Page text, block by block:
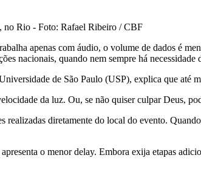
no Rio - Foto: Rafael Ribeiro / CBF
apenas com áudio, o volume de dados é
nacionais, quando nem sempre há
de São Paulo (USP), explica que até
da luz. Ou, se não quiser culpar Deus,
realizadas diretamente do local do evento.
o menor delay. Embora exija etapas